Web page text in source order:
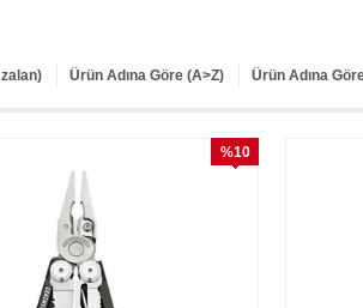
Ürün Adına Göre (A>Z) Ürün Adına
%10